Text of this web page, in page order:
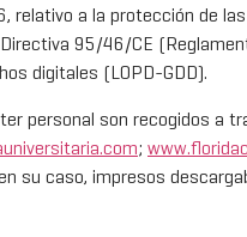
a la protección de
95/46/CE
digitales (LOPD-GDD).
personal son recogidos a
;
su caso, impresos